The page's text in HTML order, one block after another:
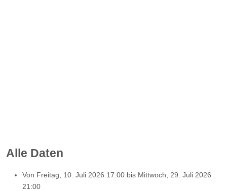
Alle Daten
Von Freitag, 10. Juli 2026 17:00 bis Mittwoch, 29. Juli 2026
21:00